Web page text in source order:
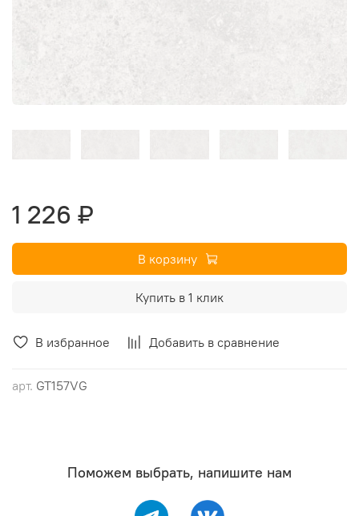
В избранное Добавить в сравнение
арт. GT157VG
1 226 ₽
В корзину
Купить в 1 клик
Поможем выбрать, напишите нам